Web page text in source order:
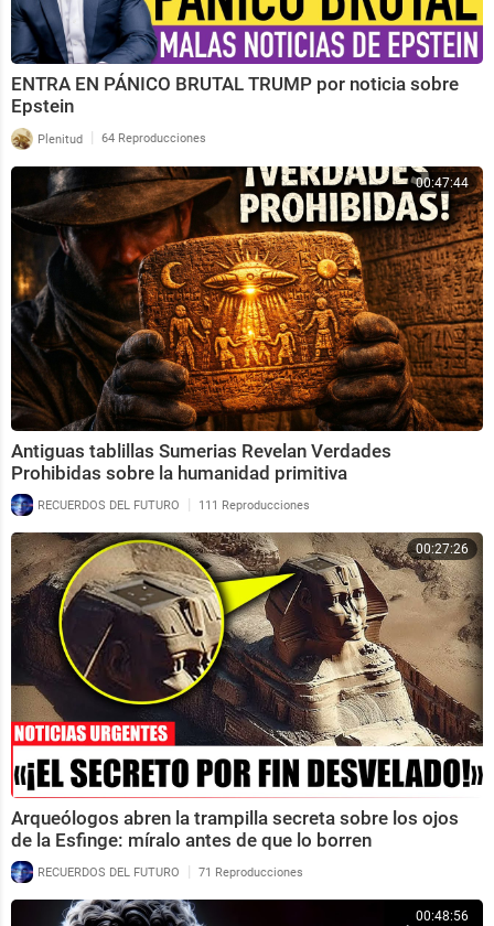
ENTRA EN PÁNICO BRUTAL TRUMP por noticia sobre
Epstein
Plenitud | 64 Reproducciones
00:47:44
Antiguas tablillas Sumerias Revelan Verdades
Prohibidas sobre la humanidad primitiva
RECUERDOS DEL FUTURO | 111 Reproducciones
00:27:26
Arqueólogos abren la trampilla secreta sobre los ojos
de la Esfinge: míralo antes de que lo borren
RECUERDOS DEL FUTURO | 71 Reproducciones
00:48:56